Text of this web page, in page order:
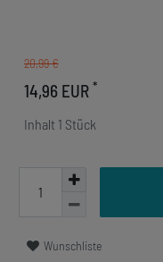
20,99 €
14,96 EUR *
Inhalt 1 Stück
Wunschliste